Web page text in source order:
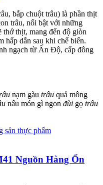
bắp chuột trâu) là phần thịt
trâu, nổi bật với những
thịt, mang đến độ giòn
hấp dẫn sau khi chế biến.
ngạch từ Ấn Độ, cấp đông
nạm gàu trâu quả mông
nấu món gì ngon đùi gọ trâu
sản thực phẩm
Nguồn Hàng Ổn